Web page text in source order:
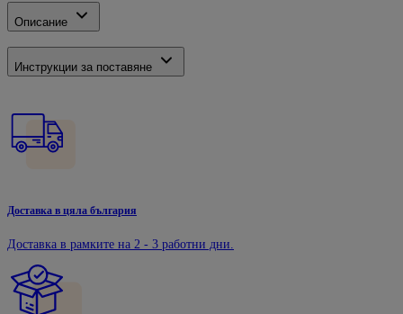
Описание
Инструкции за поставяне
Доставка в цяла българия
Доставка в рамките на 2 - 3 работни дни.